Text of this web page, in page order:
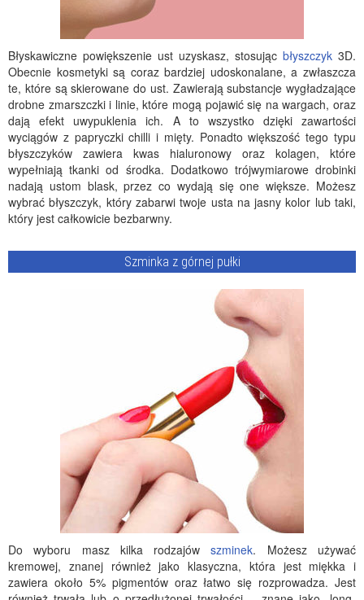
Błyskawiczne powiększenie ust uzyskasz, stosując błyszczyk 3D.
Obecnie kosmetyki są coraz bardziej udoskonalane, a zwłaszcza
te, które są skierowane do ust. Zawierają substancje wygładzające
drobne zmarszczki i linie, które mogą pojawić się na wargach, oraz
dają efekt uwypuklenia ich. A to wszystko dzięki zawartości
wyciągów z papryczki chilli i mięty. Ponadto większość tego typu
błyszczyków zawiera kwas hialuronowy oraz kolagen, które
wypełniają tkanki od środka. Dodatkowo trójwymiarowe drobinki
nadają ustom blask, przez co wydają się one większe. Możesz
wybrać błyszczyk, który zabarwi twoje usta na jasny kolor lub taki,
który jest całkowicie bezbarwny.
Szminka z górnej pułki
Do wyboru masz kilka rodzajówszminek. Możesz używać
kremowej, znanej również jako klasyczna, która jest miękka i
zawiera około 5% pigmentów oraz łatwo się rozprowadza. Jest